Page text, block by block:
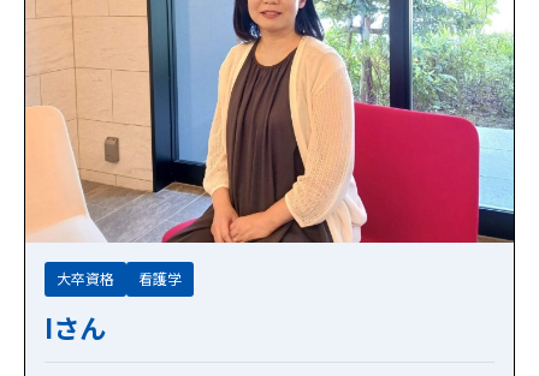
大卒資格 看護学
Iさん